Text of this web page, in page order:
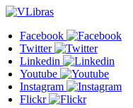
Facebook
Twitter
Linkedin
Youtube
Instagram
Flickr